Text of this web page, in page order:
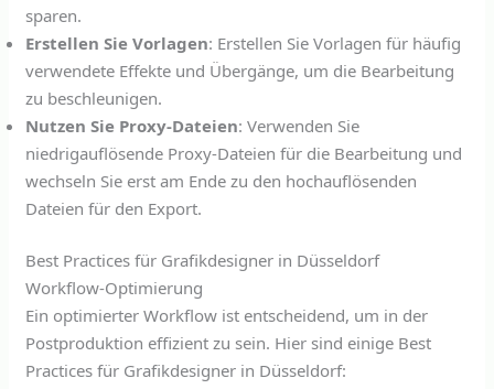
sparen.
Erstellen Sie Vorlagen: Erstellen Sie Vorlagen für häufig
verwendete Effekte und Übergänge, um die Bearbeitung
zu beschleunigen.
Nutzen Sie Proxy-Dateien: Verwenden Sie
niedrigauflösende Proxy-Dateien für die Bearbeitung und
wechseln Sie erst am Ende zu den hochauflösenden
Dateien für den Export.
Best Practices für Grafikdesigner in Düsseldorf
Workflow-Optimierung
Ein optimierter Workflow ist entscheidend, um in der
Postproduktion effizient zu sein. Hier sind einige Best
Practices für Grafikdesigner in Düsseldorf: